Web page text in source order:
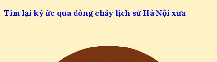
Tìm lại ký ức qua dòng chảy lịch sử Hà Nội xưa